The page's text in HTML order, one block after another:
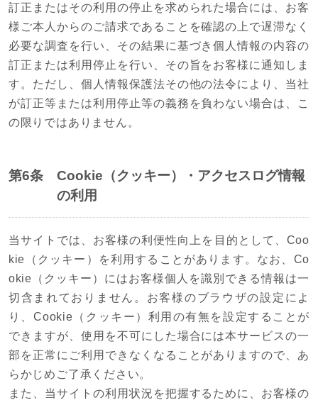
訂正またはその利用の停止を求められた場合には、お客
様ご本人からのご請求であることを確認の上で遅滞なく
必要な調査を行い、その結果に基づき個人情報の内容の
訂正または利用停止を行い、その旨をお客様に通知しま
す。ただし、個人情報保護法その他の法令により、当社
が訂正等または利用停止等の義務を負わない場合は、こ
の限りではありません。
第6条
Cookie（クッキー）・アクセスログ情報
の利用
当サイトでは、お客様の利便性向上を目的として、Coo
kie（クッキー）を利用することがあります。なお、Co
okie（クッキー）にはお客様個人を識別できる情報は一
切含まれておりません。お客様のブラウザの設定によ
り、Cookie（クッキー）利用の有無を設定することが
できますが、使用を不可にした場合には本サービスの一
部を正常にご利用できなくなることがありますので、あ
らかじめご了承ください。
また、当サイトの利用状況を把握するために、お客様の